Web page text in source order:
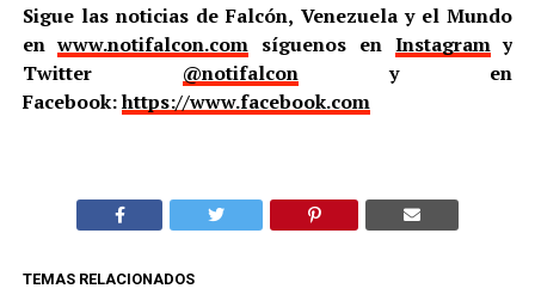
Sigue las noticias de Falcón, Venezuela y el Mundo
enwww.notifalcon.com síguenos en Instagramy
Twitter @notifalcony en
Facebook:https://www.facebook.com
TEMAS RELACIONADOS